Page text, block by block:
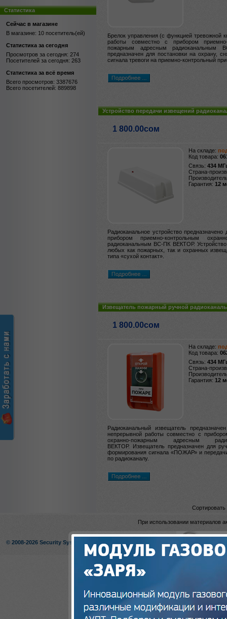
Статистика
Сейчас в магазине
В магазине: 10 посетитель(ей)
Статистика за сегодня
Просмотров за сегодня: 274
Посетителей за сегодня: 263
Статистика за всё время
Всего просмотров: 3387676
Всего посетителей: 889898
Брелок управления (с функцией тревожной
работы совместно с прибором
пожарным адресным радиоканальным
предназначен для постановки на охрану,
сигнала тревоги на приемно-контрольный
Устройство передачи извещений
1 800.00сом
На складе:
Код товара:
Связь: 434
Страна-
Гарантия: 12
Радиоканальное устройство
прибором приемно-контрольным
радиоканальным ВС-ПК ВЕКТОР.
любых как пожарных, так и охранных
типа «сухой контакт».
Извещатель пожарный ручной
1 800.00сом
На складе:
Код товара:
Связь: 434
Страна-
Гарантия: 12
Радиоканальный извещатель
непрерывной работы совместно с
охранно-пожарным адресным
ВЕКТОР.
Извещатель предназначен для
формирования сигнала «ПОЖАР» и
по радиоканалу.
При использовании материалов
© 2008-2026 Security Systems